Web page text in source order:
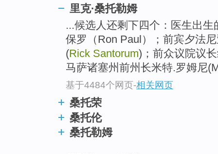
里克·桑托勒姆
...候选人还剩下四个：医生出
保罗（Ron Paul）；前宾夕法
(Rick Santorum)；前众议院议
马萨诸塞州前州长米特.罗姆尼
基于4484个网页-相关网页
桑托荣
桑托伦
桑托勒姆